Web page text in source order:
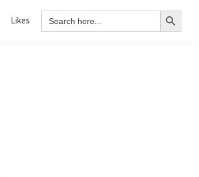
Likes Search
for:
Search Button